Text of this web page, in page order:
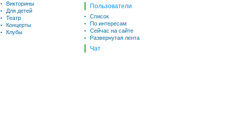
Викторины
Для детей
Театр
Концерты
Клубы
Пользователи
Список
По интересам
Сейчас на сайте
Развернутая лента
Чат